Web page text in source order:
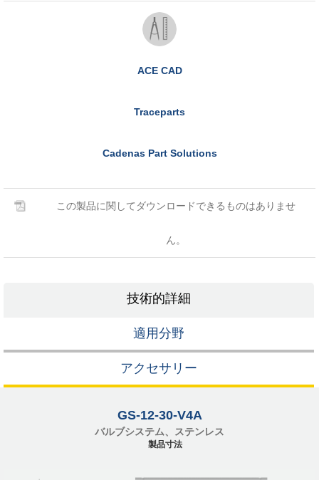
ACE CAD
Traceparts
Cadenas Part Solutions
この製品に関してダウンロードできるものはありませ
ん。
技術的詳細
適用分野
アクセサリー
GS-12-30-V4A
バルブシステム、ステンレス
製品寸法